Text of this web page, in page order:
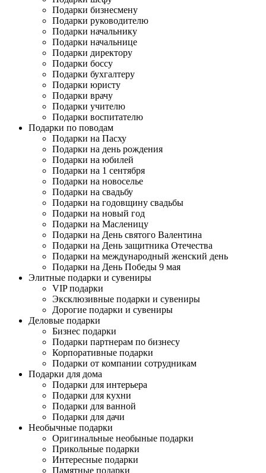
Подарки бизнесмену
Подарки руководителю
Подарки начальнику
Подарки начальнице
Подарки директору
Подарки боссу
Подарки бухгалтеру
Подарки юристу
Подарки врачу
Подарки учителю
Подарки воспитателю
Подарки по поводам
Подарки на Пасху
Подарки на день рождения
Подарки на юбилей
Подарки на 1 сентября
Подарки на новоселье
Подарки на свадьбу
Подарки на годовщину свадьбы
Подарки на новый год
Подарки на Масленицу
Подарки на День святого Валентина
Подарки на День защитника Отечества
Подарки на международный женский день
Подарки на День Победы 9 мая
Элитные подарки и сувениры
VIP подарки
Эксклюзивные подарки и сувениры
Дорогие подарки и сувениры
Деловые подарки
Бизнес подарки
Подарки партнерам по бизнесу
Корпоративные подарки
Подарки от компании сотрудникам
Подарки для дома
Подарки для интерьера
Подарки для кухни
Подарки для ванной
Подарки для дачи
Необычные подарки
Оригинальные необыные подарки
Прикольные подарки
Интересные подарки
Памятные подарки